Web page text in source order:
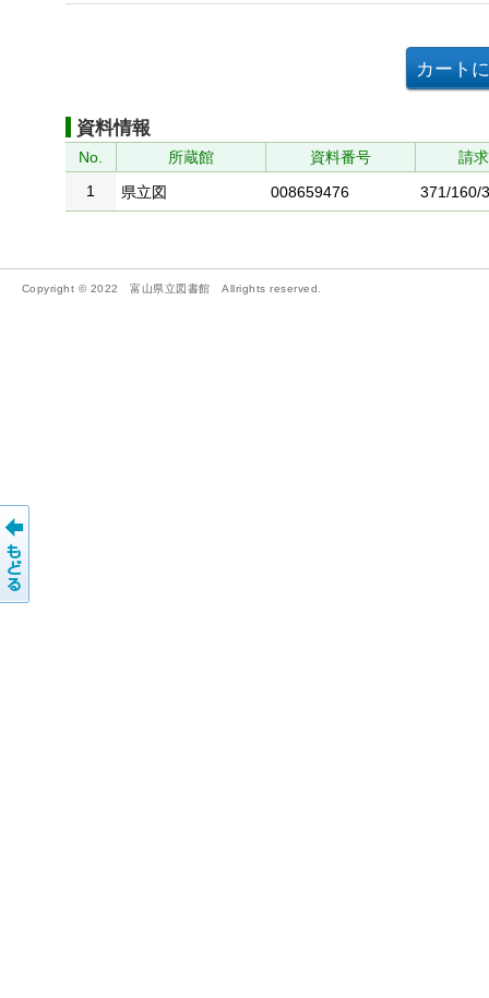
資料情報
No. 所蔵館 資料番号
請
1
県立図 008659476 371/160/3
Copyright © 2022 富山県立図書館 Allrights reserved.